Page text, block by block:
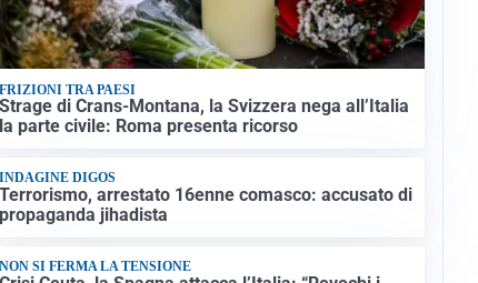
FRIZIONI TRA PAESI
Strage di Crans-Montana, la Svizzera nega all’Italia
la parte civile: Roma presenta ricorso
INDAGINE DIGOS
Terrorismo, arrestato 16enne comasco: accusato di
propaganda jihadista
NON SI FERMA LA TENSIONE